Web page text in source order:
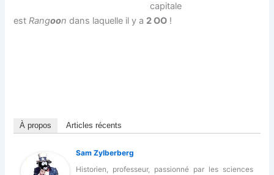
capitale
estRangoondans laquelle il y a 2 OO !
À propos Articles récents
Sam Zylberberg
Historien, professeur, passionné par les sciences